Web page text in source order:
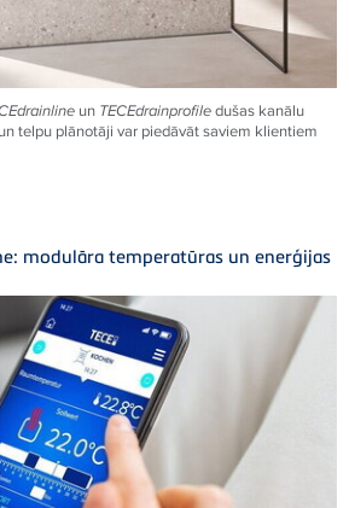
drainline un TECEdrainprofiledušas kanālu
telpu plānotāji var piedāvāt saviem klientiem
modulāra temperatūras un enerģijas